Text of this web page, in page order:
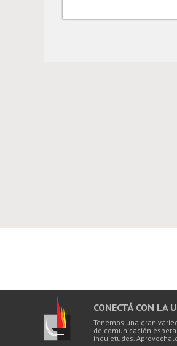
CONECTÁ CON LA
Tenemos una gran
de comunicación
inquietudes.